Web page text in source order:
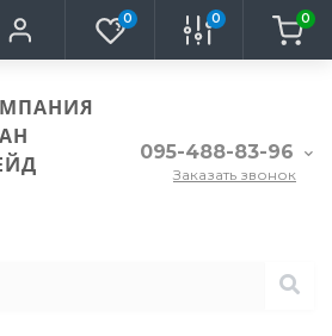
0 0 0
095-488-83-96
Заказать звонок